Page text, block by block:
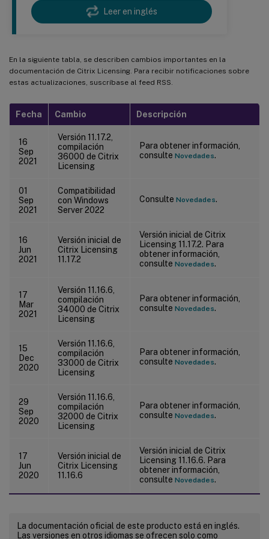
Leer en inglés
En la siguiente tabla, se describen cambios importantes en la
documentación de Citrix Licensing. Para recibir notificaciones sobre
estas actualizaciones, suscríbase al feed RSS.
Fecha Cambio Descripción
16
Sep
2021
Versión 11.17.2,
compilación
36000 de Citrix
Licensing
Para obtener información,
consulte Novedades.
01
Sep
2021
Compatibilidad
con Windows
Server 2022
Consulte Novedades.
16
Jun
2021
Versión inicial de
Citrix Licensing
11.17.2
Versión inicial de Citrix
Licensing 11.17.2. Para
obtener información,
consulte Novedades.
17
Mar
2021
Versión 11.16.6,
compilación
34000 de Citrix
Licensing
Para obtener información,
consulte Novedades.
15
Dec
2020
Versión 11.16.6,
compilación
33000 de Citrix
Licensing
Para obtener información,
consulte Novedades.
29
Sep
2020
Versión 11.16.6,
compilación
32000 de Citrix
Licensing
Para obtener información,
consulte Novedades.
17
Jun
2020
Versión inicial de
Citrix Licensing
11.16.6
Versión inicial de Citrix
Licensing 11.16.6. Para
obtener información,
consulte Novedades.
La documentación oficial de este producto está en inglés.
Las versiones en otros idiomas se ofrecen solo como